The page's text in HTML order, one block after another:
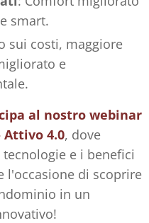
smart.
sui costi, maggiore
e
al nostro webinar
Attivo 4.0, dove
e i benefici
l'occasione di scoprire
in un